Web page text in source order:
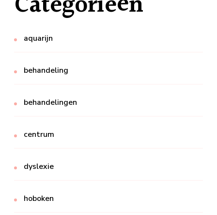
aquarijn
behandeling
behandelingen
centrum
dyslexie
hoboken